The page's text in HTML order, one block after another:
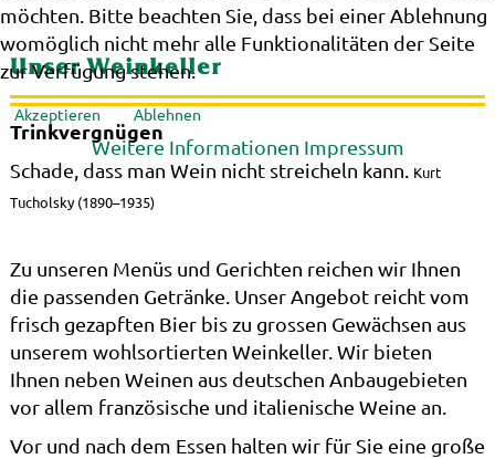
Unser Weinkeller
Trinkvergnügen
Schade, dass man Wein nicht streicheln kann. Kurt
Tucholsky (1890–1935)
Zu unseren Menüs und Gerichten reichen wir Ihnen
die passenden Getränke. Unser Angebot reicht vom
frisch gezapften Bier bis zu grossen Gewächsen aus
unserem wohlsortierten Weinkeller. Wir bieten
Ihnen neben Weinen aus deutschen Anbaugebieten
vor allem französische und italienische Weine an.
Vor und nach dem Essen halten wir für Sie eine große
möchten. Bitte beachten Sie, dass bei einer Ablehnung
womöglich nicht mehr alle Funktionalitäten der Seite
zur Verfügung stehen.
Akzeptieren Ablehnen
Weitere Informationen Impressum